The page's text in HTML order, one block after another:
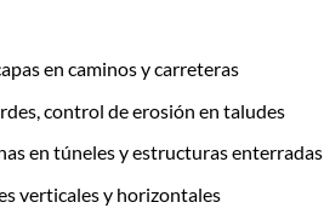
en caminos y carreteras
control de erosión en taludes
en túneles y estructuras enterradas
verticales y horizontales